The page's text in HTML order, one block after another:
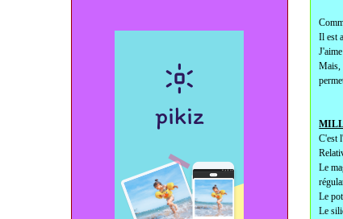
Il est
Mais,
C'est
Le
Le
Le